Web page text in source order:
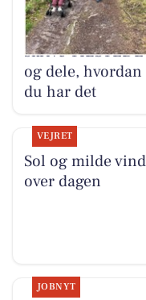
Houen Life
inviterer til at
skrive TILSTEDE
og dele, hvordan
du har det
VEJRET
Sol og milde
over dagen
JOBNYT